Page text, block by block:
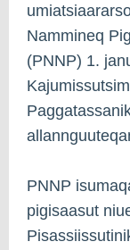
Nammineq
(PNNP) 1.
PNNP
pigisaasut